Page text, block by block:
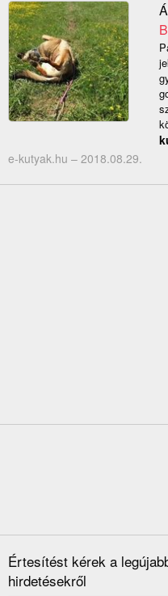
e-kutyak.hu – 2018.08.29.
Értesítést kérek a
hirdetésekről